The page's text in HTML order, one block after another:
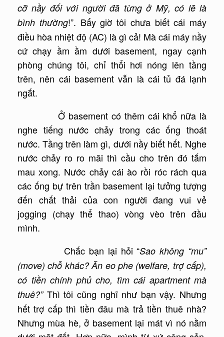
cỡ nầy đối với người đã từng ở Mỹ, có lẽ là
bình thường!”. Bấy giờ tôi chưa biết cái máy
điều hòa nhiệt độ (AC) là gì cả! Mà cái máy nầy
cứ chạy ầm ầm dưới basement, ngay cạnh
phòng chúng tôi, chỉ thổi hơi nóng lên tầng
trên, nên cái basement vẫn là cái tủ đá lạnh
ngắt.
Ở basement có thêm cái khổ nữa là
nghe tiếng nước chảy trong các ống thoát
nước. Tầng trên làm gì, dưới nầy biết hết. Nghe
nước chảy ro ro mãi thì cầu cho trên đó tắm
mau xong. Nước chảy cái ào rồi róc rách qua
các ống bự trên trần basement lại tưởng tượng
đến chất thải của con người đang vui vẻ
jogging (chạy thể thao) vòng vèo trên đầu
mình.
Chắc bạn lại hỏi “Sao không “mu”
(move) chỗ khác? Ăn eo phe (welfare, trợ cấp),
có tiền chính phủ cho, tìm cái apartment mà
thuê?” Thì tôi cũng nghĩ như bạn vậy. Nhưng
hết trợ cấp thì tiền đâu mà trả tiền thuê nhà?
Nhưng mùa hè, ở basement lại mát vì nó nằm